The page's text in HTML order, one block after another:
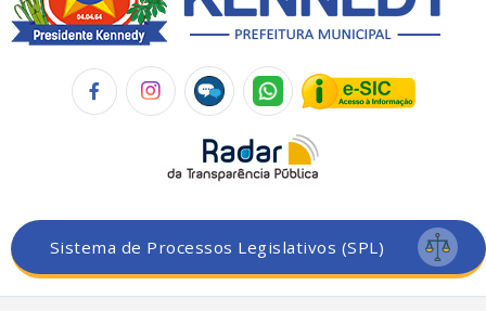
Sistema de Processos Legislativos (SPL)